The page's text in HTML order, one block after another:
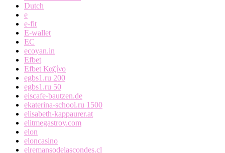
Dutch
e
e-fit
E-wallet
EC
ecoyan.in
Efbet
Efbet Καζίνο
egbs1.ru 200
egbs1.ru 50
eiscafe-bautzen.de
ekaterina-school.ru 1500
elisabeth-kappaurer.at
elitmegastroy.com
elon
eloncasino
elremansodelascondes.cl